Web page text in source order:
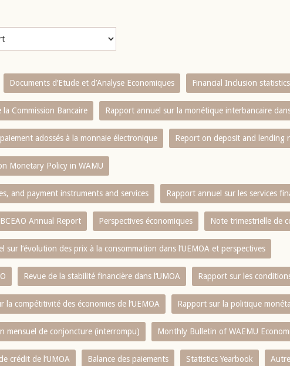
Documents d’Etude et d’Analyse Economiques Financial Inclusion
Commission Bancaire Rapport annuel sur la monétique interbancaire
adossés à la monnaie électronique Report on deposit and lending
Monetary Policy in WAMU
and payment instruments and services Rapport annuel sur les services
BCEAO Annual Report Perspectives économiques Note trimestrielle de
sur l‘évolution des prix à la consommation dans l‘UEMOA et perspectives
Revue de la stabilité financière dans l‘UMOA Rapport sur les
la compétitivité des économies de l‘UEMOA Rapport sur la politique
mensuel de conjoncture (interrompu) Monthly Bulletin of WAEMU
crédit de l‘UMOA Balance des paiements Statistics Yearbook